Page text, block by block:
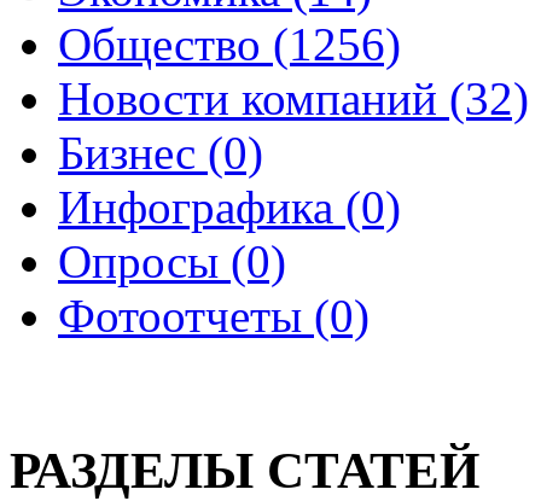
Общество (1256)
Новости компаний (32)
Бизнес (0)
Инфографика (0)
Опросы (0)
Фотоотчеты (0)
РАЗДЕЛЫ СТАТЕЙ